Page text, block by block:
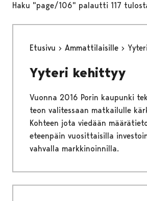
Haku "page/106" palautti 117
Etusivu Ammattilaisille
Yyteri kehittyy
Vuonna 2016 Porin kaupunki
teon valitessaan matkailulle
Kohteen jota viedään
eteenpäin vuosittaisilla
vahvalla markkinoinnilla.